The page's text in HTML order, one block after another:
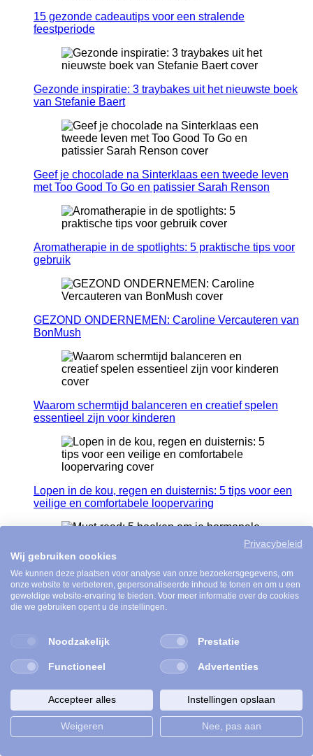
15 gezonde cadeautips voor een stralende
feestperiode
Gezonde inspiratie: 3 traybakes uit het nieuwste boek
van Stefanie Baert
Geef je chocolade na Sinterklaas een tweede leven
met Too Good To Go en patissier Sarah Renson
Aromatherapie in de spotlights: 5 praktische tips voor
gebruik
GEZOND ONDERNEMEN: Caroline Vercauteren van
BonMush
Waarom schermtijd balanceren en creatief spelen
essentieel zijn voor kinderen
Lopen in de kou, regen en duisternis: 5 tips voor een
veilige en comfortabele loopervaring
Must-read: 5 boeken om je hormonale balans te
versterken
Kies voor échte voeding: Michaël Sels inspireert tot
gezonde(re) eetgewoontes
Zelfzorg, grenzen stellen en verantwoordelijkheid
Privacybeleid
Wij gebruiken cookies
We kunnen deze plaatsen voor analyse van onze bezoekersgegevens, om
onze website te verbeteren, gepersonaliseerde inhoud te tonen en om u een
geweldige website-ervaring te bieden. Voor meer informatie over de cookies
die we gebruiken opent u de instellingen.
Noodzakelijk Prestatie
Functioneel Advertenties
Accepteer alles Instellingen opslaan
Weigeren Nee, pas aan